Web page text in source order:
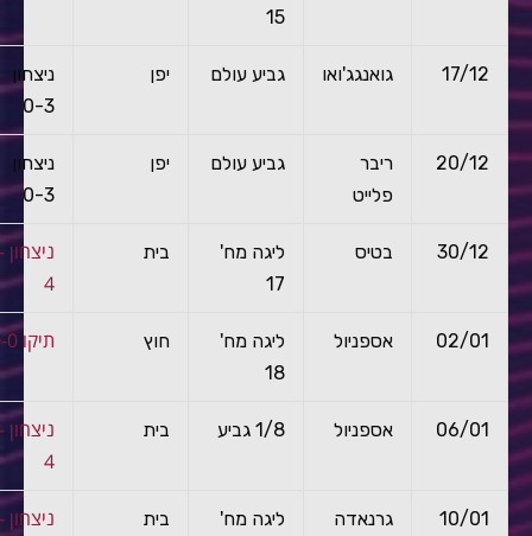
15
17/12 גואנגג'ואו גביע עולם יפן
ניצחון
0-3
20/12
ריבר
פלייט
גביע עולם יפן
ניצחון
0-3
30/12 בטיס
ליגה מח'
17
בית
4
02/01 אספניול
ליגה מח'
18
חוץ תיקו 0-0
06/01 אספניול 1/8 גביע בית
4
10/01 גרנאדה
ליגה מח'
בית